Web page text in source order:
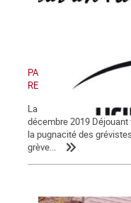
PAS DE RETRAIT, PAS DE
RENTRÉE !
La Lettre de La
décembre 2019
la pugnacité des
grève...